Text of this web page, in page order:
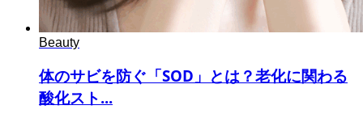
Beauty
体のサビを防ぐ「SOD」とは？老化に関わる
酸化スト...